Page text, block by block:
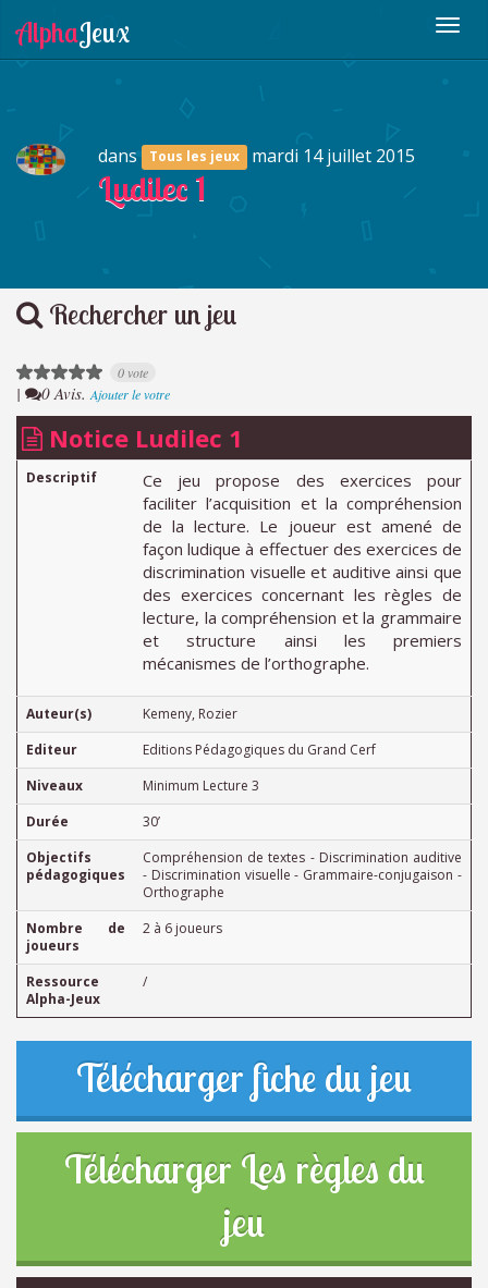
dans Tous les jeux mardi 14 juillet 2015
Ludilec 1
Rechercher un jeu
0 vote
| 0 Avis. Ajouter le votre
Notice Ludilec 1
Descriptif
Ce jeu propose des exercices pour
faciliter l’acquisition et la compréhension
de la lecture. Le joueur est amené de
façon ludique à effectuer des exercices de
discrimination visuelle et auditive ainsi que
des exercices concernant les règles de
lecture, la compréhension et la grammaire
et structure ainsi les premiers
mécanismes de l’orthographe.
Auteur(s)
Kemeny, Rozier
Editeur
Editions Pédagogiques du Grand Cerf
Niveaux
Minimum Lecture 3
Durée
30’
Objectifs
pédagogiques
Compréhension de textes - Discrimination auditive
- Discrimination visuelle - Grammaire-conjugaison -
Orthographe
Nombre de
joueurs
2 à 6 joueurs
Ressource
Alpha-Jeux
/
Télécharger fiche du jeu
Télécharger Les règles du
jeu